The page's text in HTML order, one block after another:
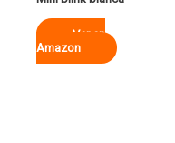
Ver en
Amazon